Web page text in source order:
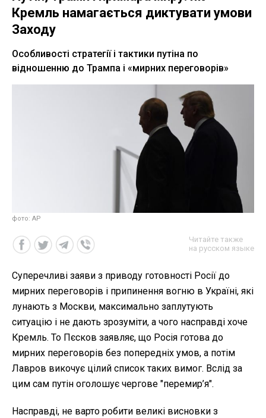
Кремль намагається диктувати умови
Заходу
Особливості стратегії і тактики путіна по
відношенню до Трампа і «мирних переговорів»
фото: AP
Читайте также
на русском языке
Суперечливі заяви з приводу готовності Росії до
мирних переговорів і припинення вогню в Україні, які
лунають з Москви, максимально заплутують
ситуацію і не дають зрозуміти, а чого насправді хоче
Кремль. То Пєсков заявляє, що Росія готова до
мирних переговорів без попередніх умов, а потім
Лавров викочує цілий список таких вимог. Вслід за
цим сам путін оголошує чергове "перемир’я".
Насправді, не варто робити великі висновки з